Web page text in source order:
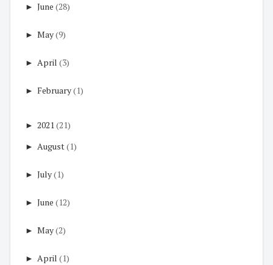
► June (28)
► May(9)
► April (3)
► February(1)
► 2021 (21)
► August(1)
► July(1)
► June (12)
► May(2)
► April (1)